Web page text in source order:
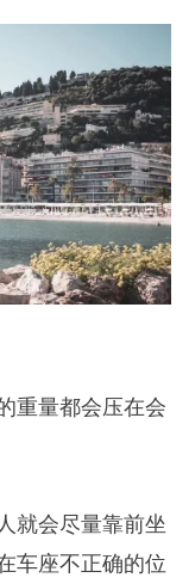
重量都会压在会
就会尽量靠前坐
车座不正确的位